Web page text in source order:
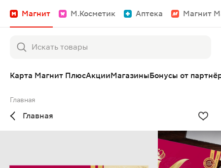
Магнит М.Косметик Аптека Магнит
Карта Магнит ПлюсАкцииМагазиныБонусы от
Главная
Главная